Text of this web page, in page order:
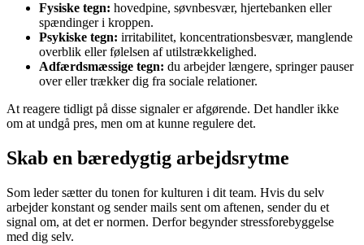
Fysiske tegn: hovedpine, søvnbesvær, hjertebanken eller
spændinger i kroppen.
Psykiske tegn: irritabilitet, koncentrationsbesvær, manglende
overblik eller følelsen af utilstrækkelighed.
Adfærdsmæssige tegn: du arbejder længere, springer pauser
over eller trækker dig fra sociale relationer.
At reagere tidligt på disse signaler er afgørende. Det handler ikke
om at undgå pres, men om at kunne regulere det.
Skab en bæredygtig arbejdsrytme
Som leder sætter du tonen for kulturen i dit team. Hvis du selv
arbejder konstant og sender mails sent om aftenen, sender du et
signal om, at det er normen. Derfor begynder stressforebyggelse
med dig selv.